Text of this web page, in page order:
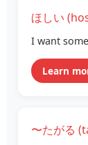
ほしい
I want
Learn
〜たがる